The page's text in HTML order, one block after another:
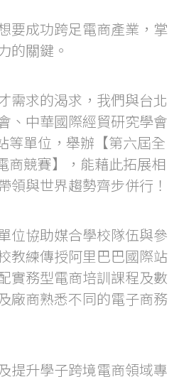
要成功跨足電商產業，掌
的關鍵。
需求的渴求，我們與台北
、中華國際經貿研究學會
等單位，舉辦【第六屆全
商競賽】，能藉此拓展相
領與世界趨勢齊步併行！
位協助媒合學校隊伍與參
教練傳授阿里巴巴國際站
實務型電商培訓課程及數
廠商熟悉不同的電子商務
提升學子跨境電商領域專